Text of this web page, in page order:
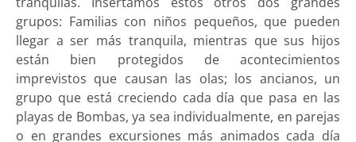
grupos: Familias con niños pequeños, que pueden
llegar a ser más tranquila, mientras que sus hijos
están bien protegidos de acontecimientos
imprevistos que causan las olas; los ancianos, un
grupo que está creciendo cada día que pasa en las
playas de Bombas, ya sea individualmente, en parejas
o en grandes excursiones más animados cada día